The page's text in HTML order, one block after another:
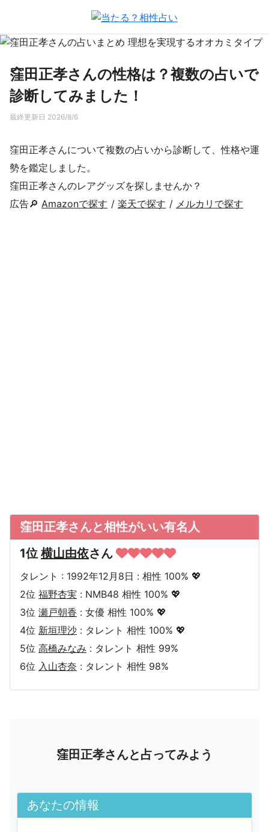
窪田正孝さんの性格は？複数の占いで
診断してみました！
最終更新日 2026/8/6
窪田正孝さんについて複数の占いから診断して、性格や運
勢を鑑定しました。
窪田正孝さんのレアグッズを探しませんか？
広告🔎 Amazonで探す / 楽天で探す / メルカリで探す
窪田正孝さんと相性がいい有名人
1位 横山由依さん
タレント : 1992年12月8日 : 相性 100% 💖
2位 福野杏実 : NMB48 相性 100% 💖
3位 瀬戸朝香 : 女優 相性 100% 💖
4位 新垣理沙 : タレント 相性 100% 💖
5位 高橋みなみ : タレント 相性 99%
6位 入山杏奈 : タレント 相性 98%
窪田正孝さんと占ってみよう
あなたの情報